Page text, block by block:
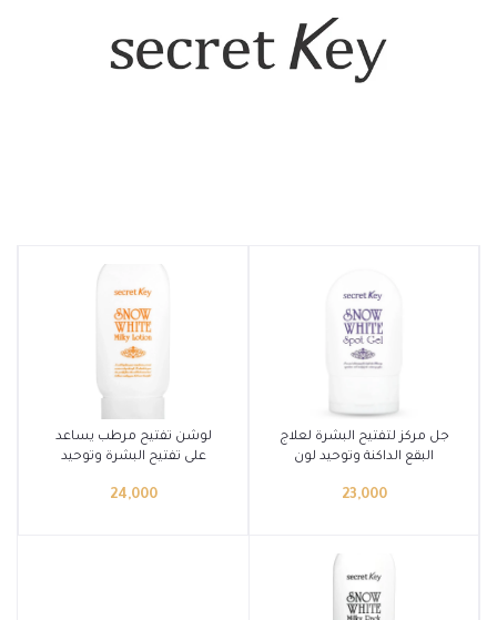
أضف إلى السلة
جل مركز لتفتيح البشرة لعلاج
البقع الداكنة وتوحيد لون
23,000
أضف إلى السلة
لوشن تفتيح مرطب يساعد
على تفتيح البشرة وتوحيد
24,000